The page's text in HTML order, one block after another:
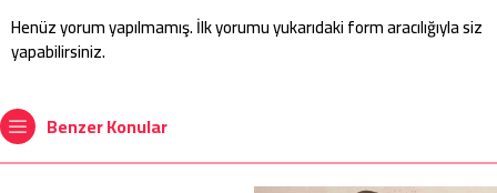
Henüz yorum yapılmamış. İlk yorumu yukarıdaki form aracılığıyla siz
yapabilirsiniz.
Benzer Konular